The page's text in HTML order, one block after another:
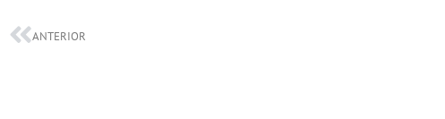
ANTERIOR